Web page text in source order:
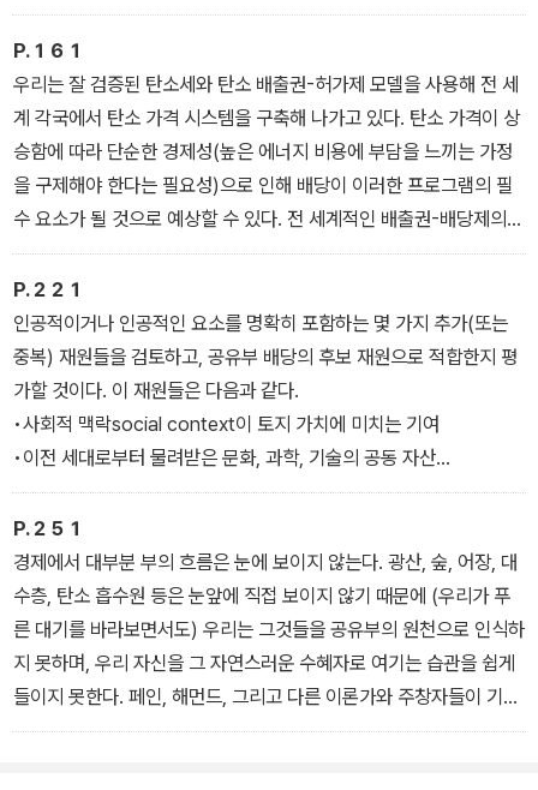
이뤄진 의무는 곧 사회 계약의 일환이다.
따라서 자원 부국이 ‘자원의 저주’를 피하려면 조지보다는 페인의 방
식을 따라야 한다.
P.１６１
우리는 잘 검증된 탄소세와 탄소 배출권-허가제 모델을 사용해 전 세
계 각국에서 탄소 가격 시스템을 구축해 나가고 있다. 탄소 가격이 상
승함에 따라 단순한 경제성(높은 에너지 비용에 부담을 느끼는 가정
을 구제해야 한다는 필요성)으로 인해 배당이 이러한 프로그램의 필
수 요소가 될 것으로 예상할 수 있다. 전 세계적인 배출권-배당제의
도입은 아직 멀었지만, 전 세계적으로 시행된다면 몇 가지 뚜렷한 장
점이 발휘될 것이며, 이와 관련된 많은 기술적 문제도 해결할 수 있을
것이다.
P.２２１
인공적이거나 인공적인 요소를 명확히 포함하는 몇 가지 추가(또는
중복) 재원들을 검토하고, 공유부 배당의 후보 재원으로 적합한지 평
가할 것이다. 이 재원들은 다음과 같다.
•사회적 맥락social context이 토지 가치에 미치는 기여
•이전 세대로부터 물려받은 문화, 과학, 기술의 공동 자산
•우리의 집합적 사회・정치・경제 제도
•전자기 방송 주파수
•웹 도메인 이름을 할당하는 시스템
•화폐 창조 시스템
P.２５１
경제에서 대부분 부의 흐름은 눈에 보이지 않는다. 광산, 숲, 어장, 대
수층, 탄소 흡수원 등은 눈앞에 직접 보이지 않기 때문에 (우리가 푸
른 대기를 바라보면서도) 우리는 그것들을 공유부의 원천으로 인식하
지 못하며, 우리 자신을 그 자연스러운 수혜자로 여기는 습관을 쉽게
들이지 못한다. 페인, 해먼드, 그리고 다른 이론가와 주창자들이 기울
인 노력의 가치와, 필자가 이 책을 통해서 제공하길 바라는 것은 ... 우